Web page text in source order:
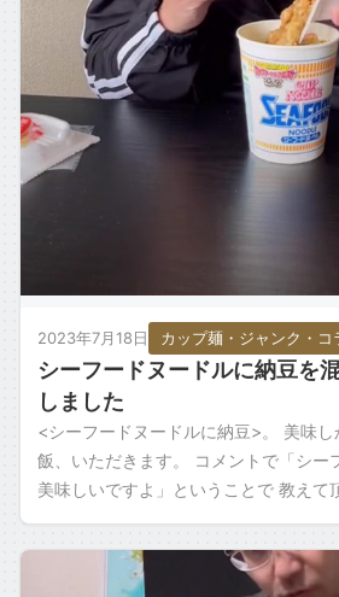
2023年7月18日 カップ麺・ジャンク・コ
シーフードヌードルに納豆を
しました
<シーフードヌードルに納豆>。 美味
飯、いただきます。 コメントで「シー
美味しいですよ」ということで 教えて